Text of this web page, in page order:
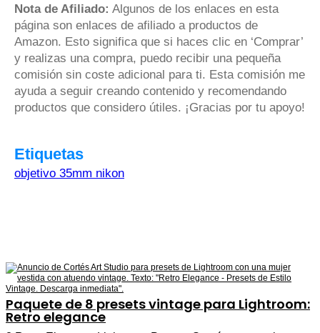
Nota de Afiliado: Algunos de los enlaces en esta
página son enlaces de afiliado a productos de
Amazon. Esto significa que si haces clic en ‘Comprar’
y realizas una compra, puedo recibir una pequeña
comisión sin coste adicional para ti. Esta comisión me
ayuda a seguir creando contenido y recomendando
productos que considero útiles. ¡Gracias por tu apoyo!
Etiquetas
objetivo 35mm nikon
Paquete de 8 presets vintage para Lightroom:
Retro elegance